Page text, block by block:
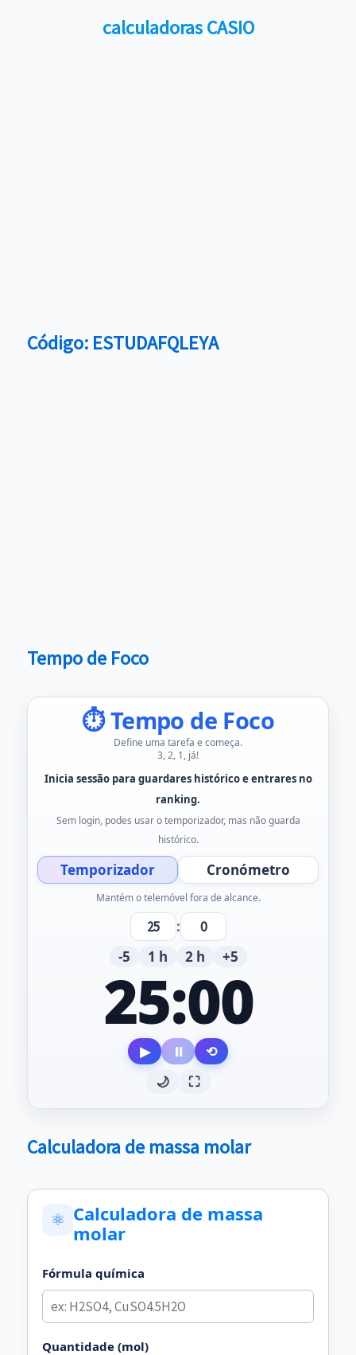
calculadoras CASIO
Código: ESTUDAFQLEYA
Tempo de Foco
⏱ Tempo de Foco
Define uma tarefa e começa.
3, 2, 1, já!
Inicia sessão para guardares histórico e entrares no
ranking.
Sem login, podes usar o temporizador, mas não guarda
histórico.
Temporizador Cronómetro
Mantém o telemóvel fora de alcance.
:
-5
1 h 2 h +5
25:00
▶ ⏸
⟲
🌙
⛶
Calculadora de massa molar
⚛ Calculadora de massa
molar
Fórmula química
Quantidade (mol)